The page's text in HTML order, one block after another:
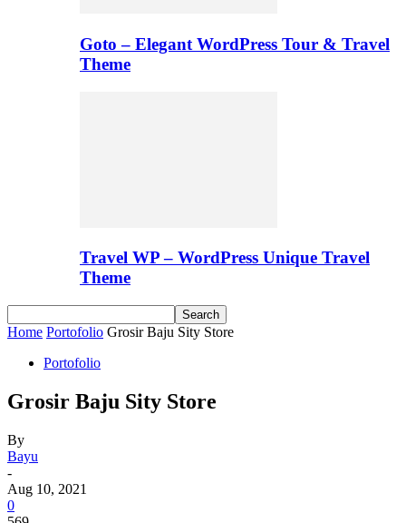
Goto – Elegant WordPress Tour & Travel
Theme
Travel WP – WordPress Unique Travel
Theme
Home Portofolio Grosir Baju Sity Store
Portofolio
Grosir Baju Sity Store
By
Bayu
-
Aug 10, 2021
0